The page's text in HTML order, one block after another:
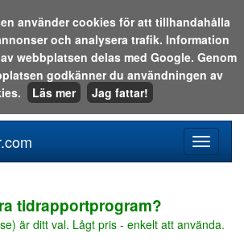
på webben:
meny
tidrapportprogram?
är ditt val. Lågt pris - enkelt att använda.
använder cookies för att tillhandahålla
och analysera trafik. Information
webbplatsen delas med Google. Genom
godkänner du användningen av
Läs mer Jag fattar!